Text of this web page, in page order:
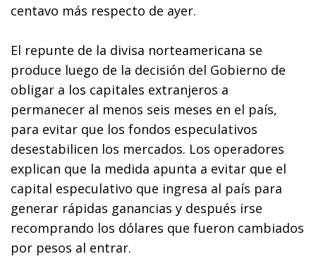
centavo más respecto de ayer.
El repunte de la divisa norteamericana se
produce luego de la decisión del Gobierno de
obligar a los capitales extranjeros a
permanecer al menos seis meses en el país,
para evitar que los fondos especulativos
desestabilicen los mercados. Los operadores
explican que la medida apunta a evitar que el
capital especulativo que ingresa al país para
generar rápidas ganancias y después irse
recomprando los dólares que fueron cambiados
por pesos al entrar.